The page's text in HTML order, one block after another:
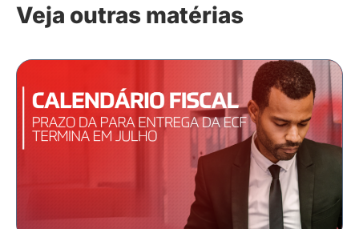
Veja outras matérias